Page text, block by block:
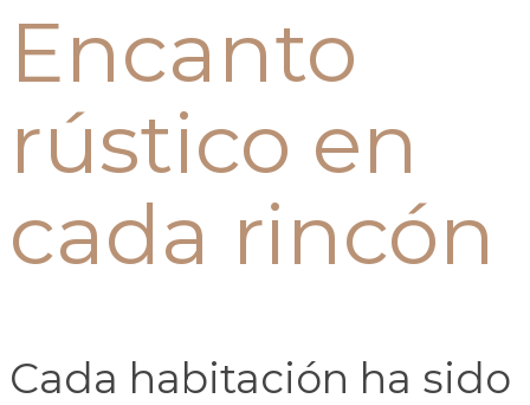
Encanto
rústico en
cada rincón
Cada habitación ha sido